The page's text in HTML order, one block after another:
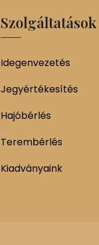
Szolgáltatások
Idegenvezetés
Jegyértékesítés
Hajóbérlés
Terembérlés
Kiadványaink